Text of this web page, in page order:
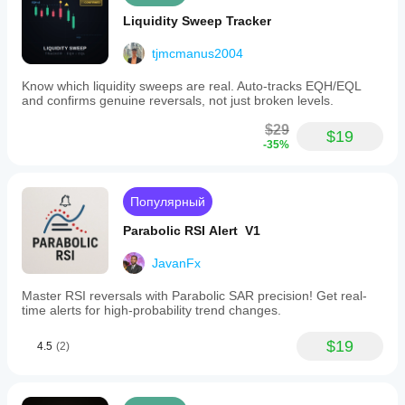
актуальные данные о волатильности
Трейдеров, ищущих бесплатный
профессиональный инструмент
повышения своего преимущества
🚀 Торгуйте с уверенностью — бесплатно
— это
для любого серьезного
Объединяя
обнаружение волатильности
подтверждением импульса, вы получите все
необходимое, чтобы
заранее, избегать ложных сигналов и торговать
с большей точностью
🔑 Скачайте его сегодня — бесплатно — и
начните торговать умнее!
and
timeframes.
Optimized
for
lightweight
performance,
trading
platforms.
Suitable
for
forex,
indices,
stocks,
and
cryptocurrencies,
supports
Liquidity Sweep Tracker
tjmcmanus2004
Know which liquidity sweeps are real. Auto-tracks EQH/EQL
and confirms genuine reversals, not just broken levels.
$29
-35% $19
Популярный
Parabolic RSI Alert V1
JavanFx
Master RSI reversals with Parabolic SAR precision! Get real-
time alerts for high-probability trend changes.
4.5 (2) $19